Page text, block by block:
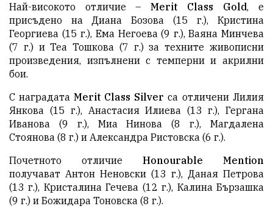
Най-високото отличие – Merit Class Gold, е
присъдено на Диана Бозова (15 г.), Кристина
Георгиева (15 г.), Ема Негоева (9 г.), Ваяна Минчева
(7 г.) и Теа Тошкова (7 г.) за техните живописни
произведения, изпълнени с темперни и акрилни
бои.
С наградата Merit Class Silver са отличени Лилия
Янкова (15 г.), Анастасия Илиева (13 г.), Гергана
Иванова (9 г.), Миа Нинова (8 г.), Магдалена
Стоянова (8 г.) и Александра Ристовска (6 г.).
Почетното отличие Honourable Mention
получават Антон Неновски (13 г.), Даная Петрова
(13 г.), Кристалина Гечева (12 г.), Калина Бързашка
(9 г.) и Божидара Тоновска (8 г.).